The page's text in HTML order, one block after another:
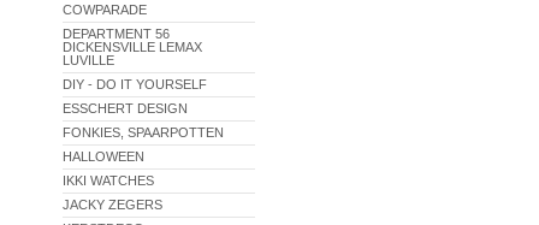
COWPARADE
DEPARTMENT 56
DICKENSVILLE LEMAX
LUVILLE
DIY - DO IT YOURSELF
ESSCHERT DESIGN
FONKIES, SPAARPOTTEN
HALLOWEEN
IKKI WATCHES
JACKY ZEGERS